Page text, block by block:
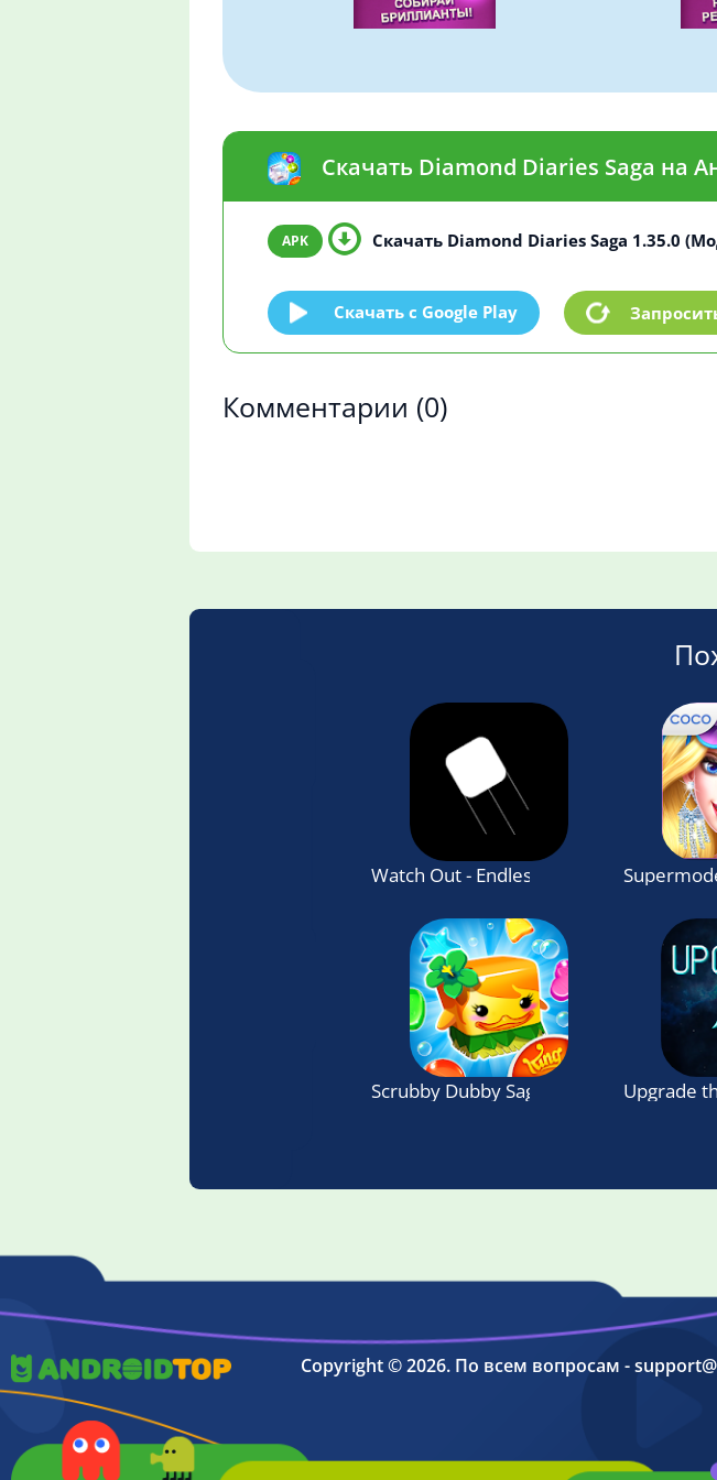
Скачать Diamond Diaries Saga на
Скачать Diamond Diaries Saga 1.35.0
Скачать c Google Play
Комментарии (0)
Watch Out - Endless jumping game
Scrubby Dubby Saga Upgrade
Copyright © 2026. По всем вопросам -